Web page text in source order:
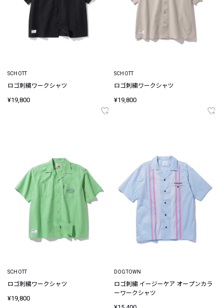
SCHOTT
ロゴ刺繍ワークシャツ
¥19,800
SCHOTT
ロゴ刺繍ワークシャツ
¥19,800
SCHOTT
ロゴ刺繍ワークシャツ
¥19,800
DOGTOWN
ロゴ刺繍 イージーケア オープンカラ
ーワークシャツ